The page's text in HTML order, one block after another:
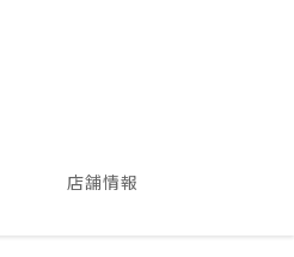
店舗情報